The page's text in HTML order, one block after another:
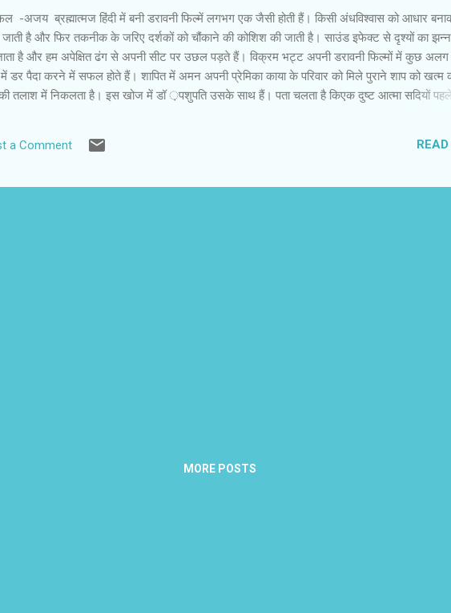
-अजय ब्रह्मात्‍मज हिंदी में बनी डरावनी फिल्में लगभग एक जैसी होती हैं। किसी अंधविश्वास को आधार
जाती है और फिर तकनीक के जरिए दर्शकों को चौंकाने की कोशिश की जाती है। साउंड इफेक्ट से दृश्यों का
है और हम अपेक्षित ढंग से अपनी सीट पर उछल पड़ते हैं। विक्रम भट्ट अपनी डरावनी फिल्मों में कुछ
डर पैदा करने में सफल होते हैं। शापित में अमन अपनी प्रेमिका काया के परिवार को मिले पुराने शाप को
तलाश में निकलता है। इस खोज में डॉ ़पशुपति उसके साथ हैं। पता चलता है किएक दुष्ट आत्मा सदियों पहले
रखा है। अपनी खासियत के मुताबिक उन्होंने मुख्य किरदारों की प्रेमकहानी में दुष्टात्मा को विलेन की तरह पेश
a Comment
MORE POSTS